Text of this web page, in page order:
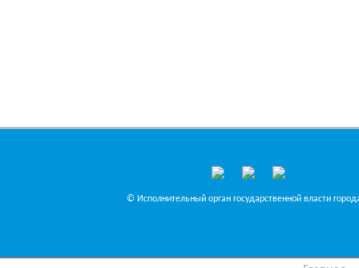
© Исполнительный орган государственной власти